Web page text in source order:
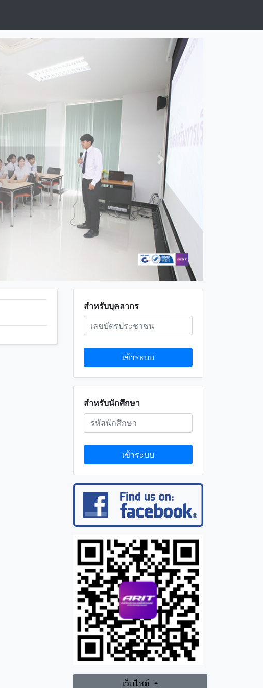
สำหรับบุคลากร
เข้าระบบ
สำหรับนักศึกษา
เข้าระบบ
เว็บไชต์